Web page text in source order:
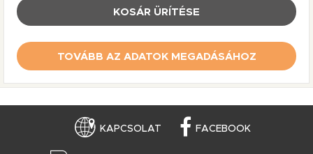
KOSÁR ÜRÍTÉSE
TOVÁBB AZ ADATOK MEGADÁSÁHOZ
KAPCSOLAT FACEBOOK